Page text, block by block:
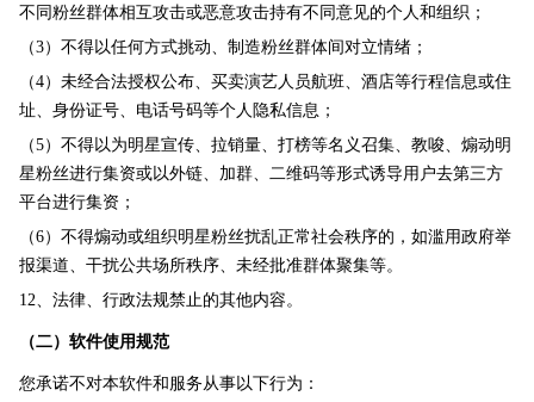
不同粉丝群体相互攻击或恶意攻击持有不同意见的个人和组织；
（3）不得以任何方式挑动、制造粉丝群体间对立情绪；
（4）未经合法授权公布、买卖演艺人员航班、酒店等行程信息或住
址、身份证号、电话号码等个人隐私信息；
（5）不得以为明星宣传、拉销量、打榜等名义召集、教唆、煽动明
星粉丝进行集资或以外链、加群、二维码等形式诱导用户去第三方
平台进行集资；
（6）不得煽动或组织明星粉丝扰乱正常社会秩序的，如滥用政府举
报渠道、干扰公共场所秩序、未经批准群体聚集等。
12、法律、行政法规禁止的其他内容。
（二）软件使用规范
您承诺不对本软件和服务从事以下行为：